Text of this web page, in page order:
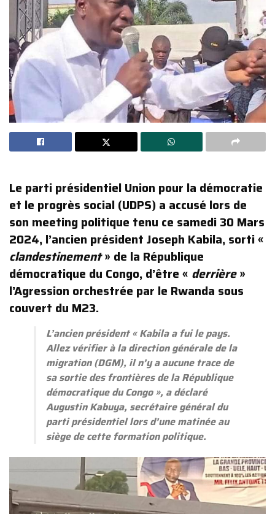
Le parti présidentiel Union pour la démocratie
et le progrès social (UDPS) a accusé lors de
son meeting politique tenu ce samedi 30 Mars
2024, l’ancien président Joseph Kabila, sorti «
clandestinement» de la République
démocratique du Congo, d’être « derrière»
l’Agression orchestrée par le Rwanda sous
couvert du M23.
L’ancien président «Kabila a fui le pays.
Allez vérifier à la direction générale de la
migration (DGM), il n’y a aucune trace de
sa sortie des frontières de la République
démocratique du Congo», a déclaré
Augustin Kabuya, secrétaire général du
parti présidentiel lors d’une matinée au
siège de cette formation politique.